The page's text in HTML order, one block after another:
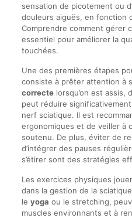
sensation de picotement ou
douleurs aiguës, en fonction
Comprendre comment gérer
essentiel pour améliorer la
touchées.
Une des premières étapes
consiste à prêter attention à
correctelorsqu’on est assis,
peut réduire
nerf sciatique. Il est
ergonomiques et de veiller à
soutenu. De plus, éviter de
d’intégrer des pauses
s’étirer sont des stratégies
Les exercices physiques
dans la gestion de la
le yoga ou le stretching,
muscles environnants et à